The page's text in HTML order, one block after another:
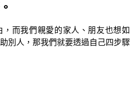
而我們親愛的家人、朋友也想如
別人，那我們就要透過自己四步驟